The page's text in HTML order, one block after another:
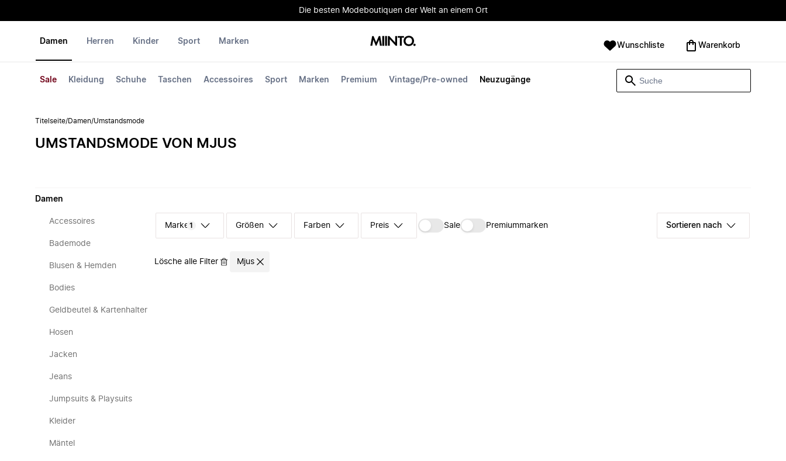
Die besten Modeboutiquen der Welt an einem Ort
Damen
Sale Kleidung Schuhe Taschen Accessoires Sport Marken Premium Vintage/Pre-owned Neuzugänge
Herren Kinder Sport Marken Wunschliste Warenkorb
Titelseite/Damen/Umstandsmode
UMSTANDSMODE VON MJUS
Damen
Accessoires
Bademode
Blusen & Hemden
Bodies
Geldbeutel & Kartenhalter
Hosen
Jacken
Jeans
Jumpsuits & Playsuits
Kleider
Mäntel
Marke 1 Größen Farben Preis Sale Premiummarken Sortieren nach
Lösche alle Filter Mjus